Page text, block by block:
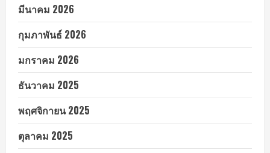
มีนาคม 2026
กุมภาพันธ์ 2026
มกราคม 2026
ธันวาคม 2025
พฤศจิกายน 2025
ตุลาคม 2025